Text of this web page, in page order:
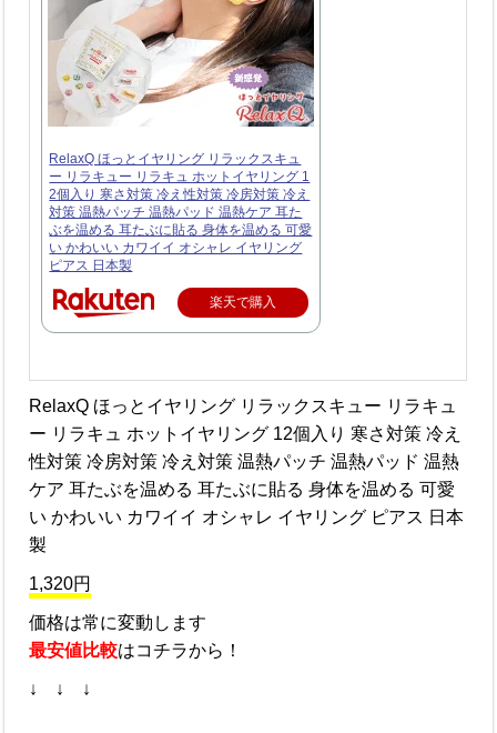
RelaxQ ほっとイヤリング リラックスキュ
ー リラキュー リラキュ ホットイヤリング 1
2個入り 寒さ対策 冷え性対策 冷房対策 冷え
対策 温熱パッチ 温熱パッド 温熱ケア 耳た
ぶを温める 耳たぶに貼る 身体を温める 可愛
い かわいい カワイイ オシャレ イヤリング
ピアス 日本製
楽天で購入
RelaxQ ほっとイヤリング リラックスキュー リラキュ
ー リラキュ ホットイヤリング 12個入り 寒さ対策 冷え
性対策 冷房対策 冷え対策 温熱パッチ 温熱パッド 温熱
ケア 耳たぶを温める 耳たぶに貼る 身体を温める 可愛
い かわいい カワイイ オシャレ イヤリング ピアス 日本
製
1,320円
価格は常に変動します
最安値比較はコチラから！
↓ ↓ ↓